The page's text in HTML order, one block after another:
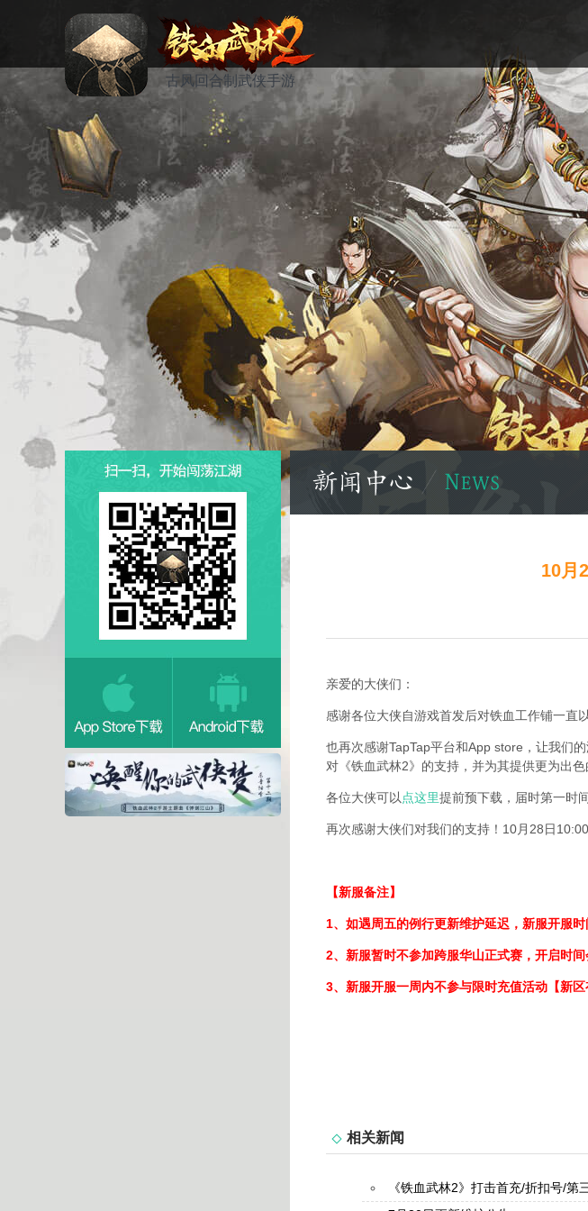
古风回合制武侠手游
10月
亲爱的大侠们：
感谢各位大侠自游戏首发后对铁血工作铺一直
也再次感谢TapTap平台和App store，让我们
对《铁血武林2》的支持，并为其提供更为出
各位大侠可以点这里提前预下载，届时第一时
再次感谢大侠们对我们的支持！10月28日10:00
【新服备注】
1、如遇周五的例行更新维护延迟，新服开服时
2、新服暂时不参加跨服华山正式赛，开启时间
3、新服开服一周内不参与限时充值活动【新区
相关新闻
《铁血武林2》打击首充/折扣号/第
资讯
活动
论坛